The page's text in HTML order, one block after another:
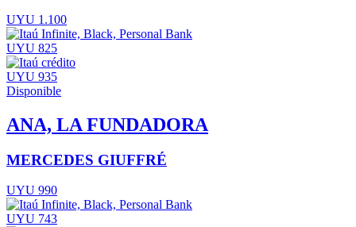
UYU 1.100
UYU 825
UYU 935
Disponible
ANA, LA FUNDADORA
MERCEDES GIUFFRÉ
UYU 990
UYU 743